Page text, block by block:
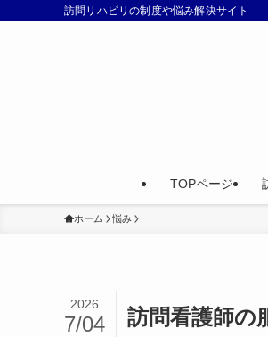
訪問リハビリの制度や悩み解決サイト
TOPページ
ホーム 悩み
訪問看護師の
2026
7/04